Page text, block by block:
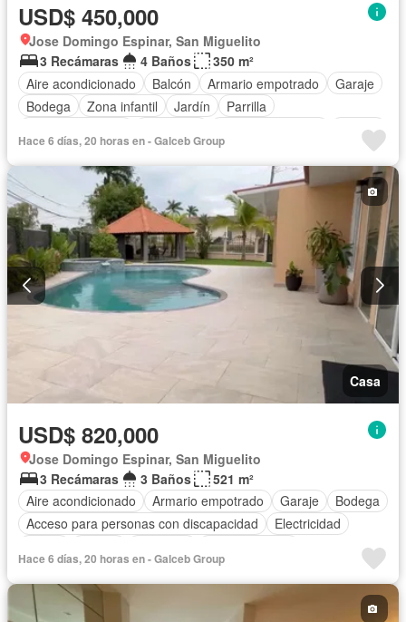
USD$ 450,000
Jose Domingo Espinar, San Miguelito
3 Recámaras
4 Baños
350 m²
Aire acondicionado
Balcón Armario empotrado
Garaje
Bodega
Zona infantil Jardín
Parrilla
Piscina
Hace 6 días, 20 horas en - Galceb Group
Casa
USD$ 820,000
Jose Domingo Espinar, San Miguelito
3 Recámaras
3 Baños
521 m²
Aire acondicionado
Armario empotrado Garaje
Bodega
Acceso para personas con discapacidad
Electricidad
Vista panorámica
Seguridad Cuarto de servicio
Piscina
Agua
Patio
Hace 6 días, 20 horas en - Galceb Group